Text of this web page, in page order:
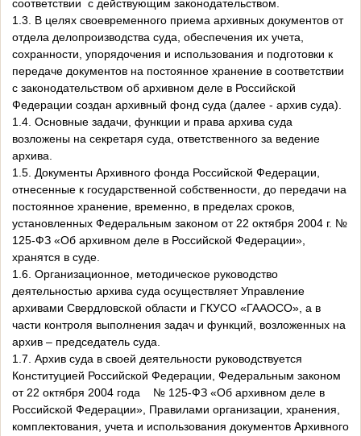
соответствии с действующим законодательством.
1.3. В целях своевременного приема архивных документов от
отдела делопроизводства суда, обеспечения их учета,
сохранности, упорядочения и использования и подготовки к
передаче документов на постоянное хранение в соответствии
с законодательством об архивном деле в Российской
Федерации создан архивный фонд суда (далее - архив суда).
1.4. Основные задачи, функции и права архива суда
возложены на секретаря суда, ответственного за ведение
архива.
1.5. Документы Архивного фонда Российской Федерации,
отнесенные к государственной собственности, до передачи на
постоянное хранение, временно, в пределах сроков,
установленных Федеральным законом от 22 октября 2004 г. №
125-ФЗ «Об архивном деле в Российской Федерации»,
хранятся в суде.
1.6. Организационное, методическое руководство
деятельностью архива суда осуществляет Управление
архивами Свердловской области и ГКУСО «ГААОСО», а в
части контроля выполнения задач и функций, возложенных на
архив – председатель суда.
1.7. Архив суда в своей деятельности руководствуется
Конституцией Российской Федерации, Федеральным законом
от 22 октября 2004 года № 125-ФЗ «Об архивном деле в
Российской Федерации», Правилами организации, хранения,
комплектования, учета и использования документов Архивного